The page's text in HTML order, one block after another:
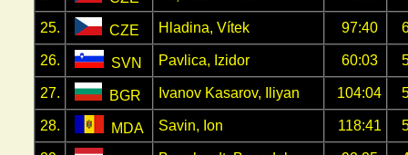
25. CZE Hladina, Vítek 97:40
26. SVN Pavlica, Izidor 60:03
27. BGR Ivanov Kasarov, Iliyan 104:04
28. MDA Savin, Ion 118:41